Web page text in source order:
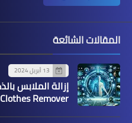
المقالات الشائعة
13 أبريل 2024
Clothes Remover